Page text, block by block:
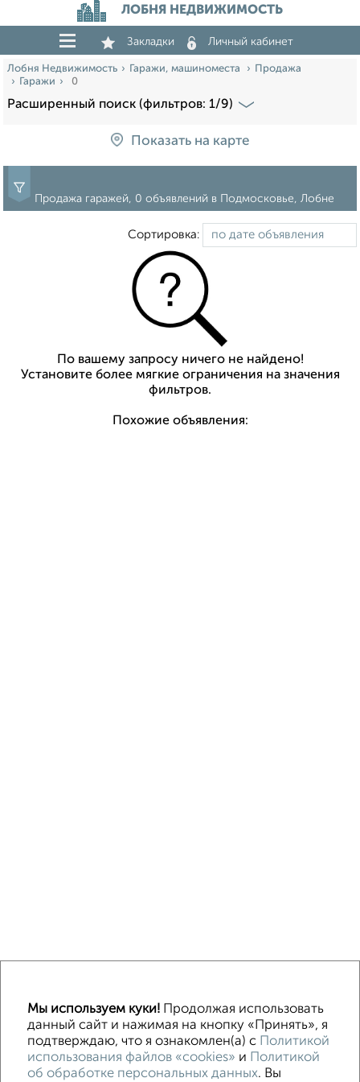
ЛОБНЯ НЕДВИЖИМОСТЬ
Закладки Личный кабинет
Лобня Недвижимость Гаражи, машиноместа
Продажа
Гаражи
0
Расширенный поиск (фильтров: 1/9)
Показать на карте
Продажа гаражей, 0 объявлений в Подмосковье, Лобне
Сортировка:
По вашему запросу ничего не найдено!
Установите более мягкие ограничения на значения
фильтров.
Похожие объявления:
Машиноместа в паркинге Без посредников
Контакты
Политика конфиденциальности
Мы используем куки! Продолжая использовать
данный сайт и нажимая на кнопку «Принять», я
подтверждаю, что я ознакомлен(а) с Политикой
использования файлов «cookies» и Политикой
об обработке персональных данных. Вы